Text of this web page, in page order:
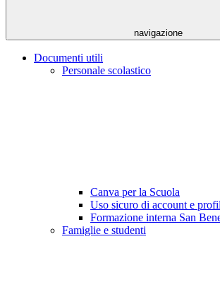
navigazione
Documenti utili
Personale scolastico
Canva per la Scuola
Uso sicuro di account e
Formazione interna San
Famiglie e studenti